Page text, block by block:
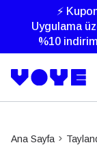
⚡
Uygulama
%10
Ana Sayfa